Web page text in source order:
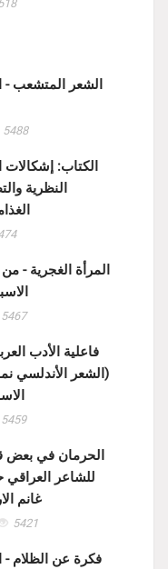
الشعر المتشعب -
5488
الكتاب: إشكالات
النظرية
المرأة الغجرية -
5467
فاعلية الأدب
(الشعر الأندلسي
5459
الحرمان في
للشاعر
غانم
5421
فكرة عن الظلام -